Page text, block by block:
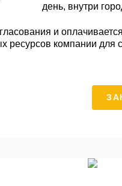
день, внутри
и
ресурсов компании для